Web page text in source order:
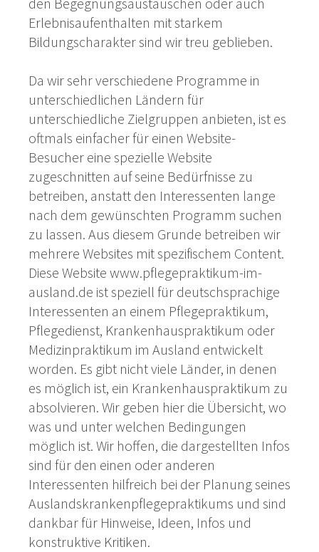
Erlebnisaufenthalten mit starkem
Bildungscharakter sind wir treu geblieben.
Da wir sehr verschiedene Programme in
unterschiedlichen Ländern für
unterschiedliche Zielgruppen anbieten, ist es
oftmals einfacher für einen Website-
Besucher eine spezielle Website
zugeschnitten auf seine Bedürfnisse zu
betreiben, anstatt den Interessenten lange
nach dem gewünschten Programm suchen
zu lassen. Aus diesem Grunde betreiben wir
mehrere Websites mit spezifischem Content.
Diese Website www.pflegepraktikum-im-
ausland.de ist speziell für deutschsprachige
Interessenten an einem Pflegepraktikum,
Pflegedienst, Krankenhauspraktikum oder
Medizinpraktikum im Ausland entwickelt
worden. Es gibt nicht viele Länder, in denen
es möglich ist, ein Krankenhauspraktikum zu
absolvieren. Wir geben hier die Übersicht, wo
was und unter welchen Bedingungen
möglich ist. Wir hoffen, die dargestellten Infos
sind für den einen oder anderen
Interessenten hilfreich bei der Planung seines
Auslandskrankenpflegepraktikums und sind
dankbar für Hinweise, Ideen, Infos und
konstruktive Kritiken.